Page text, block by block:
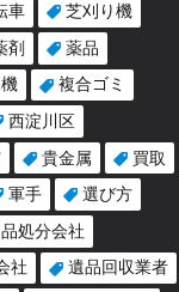
車
芝刈り機
剤
薬品
複合ゴミ
西淀川区
貴金属
買取
軍手
選び方
処分会社
社
遺品回収業者